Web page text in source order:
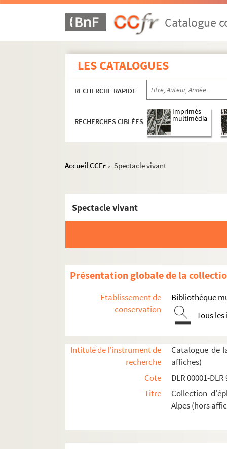
Catalogue
LES CATALOGUES
RECHERCHE RAPIDE
RECHERCHES CIBLÉES
Imprimés
multimédia
Accueil CCFr > Spectacle vivant
Spectacle vivant
Présentation globale de la
Etablissement de
conservation
Bibliothèque
Tous
Intitulé de l'instrument de
recherche
Catalogue de
affiches)
Cote
DLR 00001-DLR
Titre
Collection
Alpes (hors